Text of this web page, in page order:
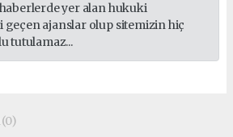
yer alan hukuki
geçen ajanslar olup sitemizin hiç
tutulamaz...
(0)